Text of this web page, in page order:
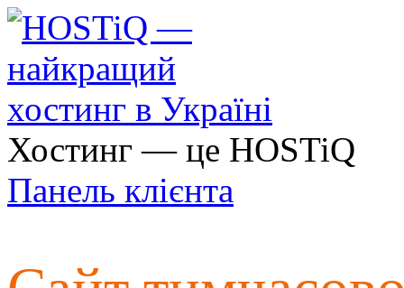
Хостинг — це HOSTiQ
Панель клієнта